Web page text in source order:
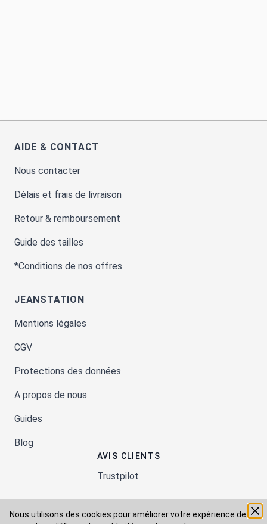
Nous utilisons des cookies pour améliorer votre expérience de
AIDE & CONTACT
Nous contacter
Délais et frais de livraison
Retour & remboursement
Guide des tailles
*Conditions de nos offres
JEANSTATION
Mentions légales
CGV
Protections des données
A propos de nous
Guides
Blog
AVIS CLIENTS
Trustpilot